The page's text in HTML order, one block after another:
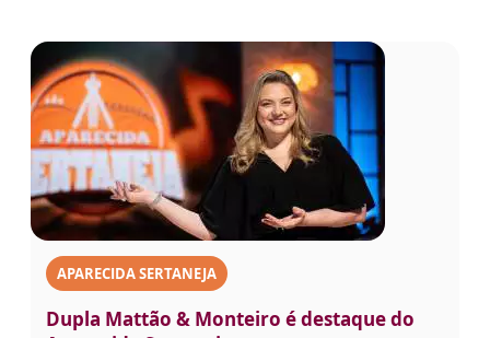
APARECIDA SERTANEJA
Dupla Mattão & Monteiro é destaque do